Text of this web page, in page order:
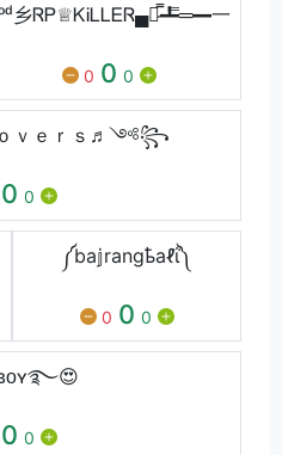
乡ᏒᏢ♕ᏦᎥᏞᏞᎬᏒ▄︻̷̿┻̿═━一
0 0 0
ｖｅｒｓ♬༺꧂
0 0
༼ba𝕛rangҍaℓΐ༽
0 0 0
0 0